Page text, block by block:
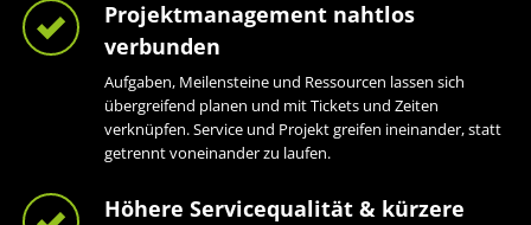
Projektmanagement nahtlos
verbunden
Aufgaben, Meilensteine und Ressourcen lassen sich
übergreifend planen und mit Tickets und Zeiten
verknüpfen. Service und Projekt greifen ineinander, statt
getrennt voneinander zu laufen.
Höhere Servicequalität & kürzere